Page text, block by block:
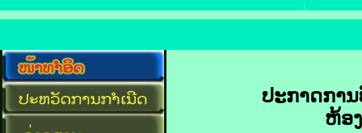
ປະກາດການ
ຫ້ອ